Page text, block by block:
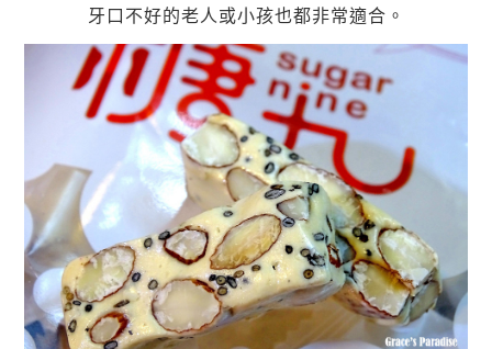
牙口不好的老人或小孩也都非常適合。